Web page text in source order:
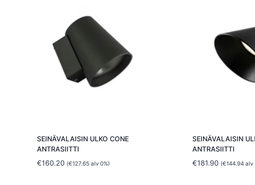
SEINÄVALAISIN ULKO CONE
ANTRASIITTI
€160.20 (€127.65alv 0%)
SEINÄVALAISIN
ANTRASIITTI
€181.90 (€144.94 alv